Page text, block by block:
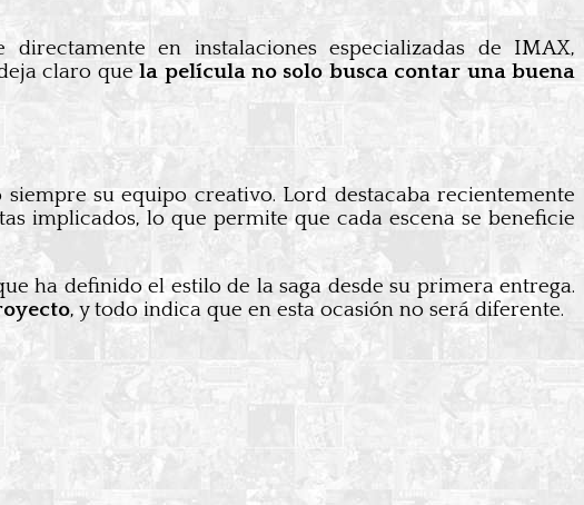
en instalaciones especializadas de IMAX,
claro quela película no solo busca contar una buena
siempre su equipo creativo. Lord destacaba recientemente
implicados, lo que permite que cada escena se beneficie
ha definido el estilo de la saga desde su primera entrega.
, y todo indica que en esta ocasión no será diferente.